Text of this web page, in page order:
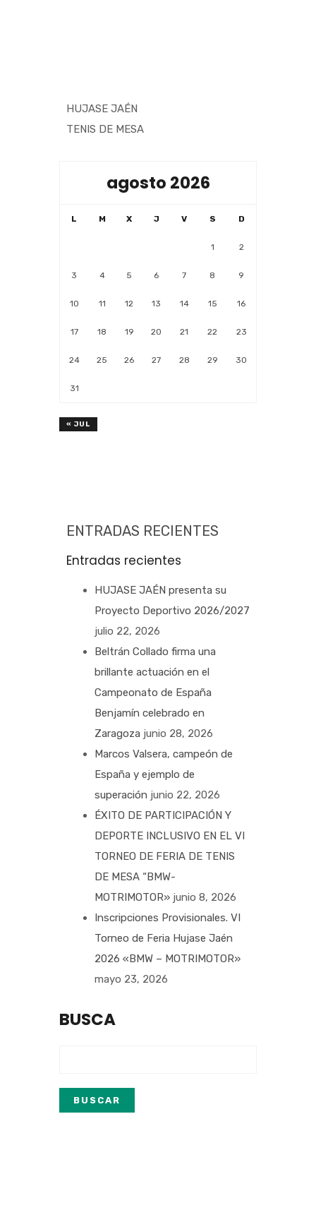
HUJASE JAÉN
TENIS DE MESA
agosto 2026
L M X J V S D
1 2
3 4 5 6 7 8 9
10 11 12 13 14 15 16
17 18 19 20 21 22 23
24 25 26 27 28 29 30
31
« JUL
ENTRADAS RECIENTES
Entradas recientes
HUJASE JAÉN presenta su
Proyecto Deportivo 2026/2027
julio 22, 2026
Beltrán Collado firma una
brillante actuación en el
Campeonato de España
Benjamín celebrado en
Zaragoza junio 28, 2026
Marcos Valsera, campeón de
España y ejemplo de
superación junio 22, 2026
ÉXITO DE PARTICIPACIÓN Y
DEPORTE INCLUSIVO EN EL VI
TORNEO DE FERIA DE TENIS
DE MESA “BMW-
MOTRIMOTOR» junio 8, 2026
Inscripciones Provisionales. VI
Torneo de Feria Hujase Jaén
2026 «BMW – MOTRIMOTOR»
mayo 23, 2026
BUSCA